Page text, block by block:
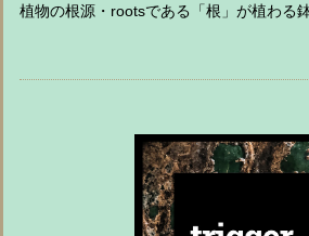
植物の根源・rootsである「根」が植わる